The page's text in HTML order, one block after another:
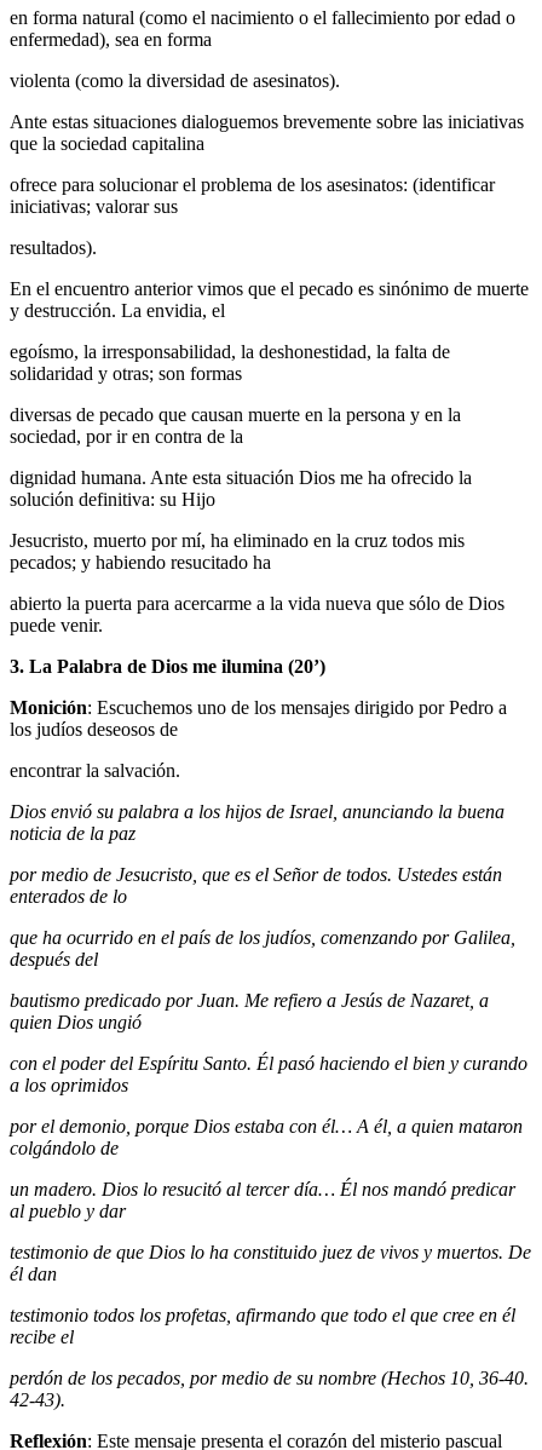
en forma natural (como el nacimiento o el fallecimiento por edad o
enfermedad), sea en forma
violenta (como la diversidad de asesinatos).
Ante estas situaciones dialoguemos brevemente sobre las iniciativas
que la sociedad capitalina
ofrece para solucionar el problema de los asesinatos: (identificar
iniciativas; valorar sus
resultados).
En el encuentro anterior vimos que el pecado es sinónimo de muerte
y destrucción. La envidia, el
egoísmo, la irresponsabilidad, la deshonestidad, la falta de
solidaridad y otras; son formas
diversas de pecado que causan muerte en la persona y en la
sociedad, por ir en contra de la
dignidad humana. Ante esta situación Dios me ha ofrecido la
solución definitiva: su Hijo
Jesucristo, muerto por mí, ha eliminado en la cruz todos mis
pecados; y habiendo resucitado ha
abierto la puerta para acercarme a la vida nueva que sólo de Dios
puede venir.
3. La Palabra de Dios me ilumina (20’)
Monición: Escuchemos uno de los mensajes dirigido por Pedro a
los judíos deseosos de
encontrar la salvación.
Dios envió su palabra a los hijos de Israel, anunciando la buena
noticia de la paz
por medio de Jesucristo, que es el Señor de todos. Ustedes están
enterados de lo
que ha ocurrido en el país de los judíos, comenzando por Galilea,
después del
bautismo predicado por Juan. Me refiero a Jesús de Nazaret, a
quien Dios ungió
con el poder del Espíritu Santo. Él pasó haciendo el bien y curando
a los oprimidos
por el demonio, porque Dios estaba con él… A él, a quien mataron
colgándolo de
un madero. Dios lo resucitó al tercer día… Él nos mandó predicar
al pueblo y dar
testimonio de que Dios lo ha constituido juez de vivos y muertos. De
él dan
testimonio todos los profetas, afirmando que todo el que cree en él
recibe el
perdón de los pecados, por medio de su nombre (Hechos 10, 36-40.
42-43).
Reflexión: Este mensaje presenta el corazón del misterio pascual